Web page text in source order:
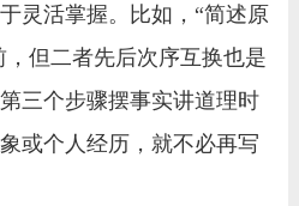
灵活掌握。比如，“简述原
，但二者先后次序互换也是
三个步骤摆事实讲道理时
或个人经历，就不必再写